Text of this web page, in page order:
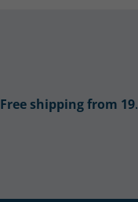
Free shipping from 19.